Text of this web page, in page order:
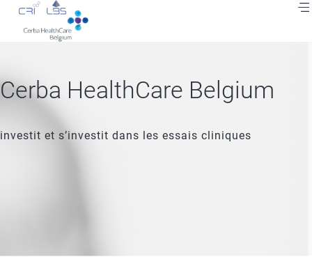
Aller
contenu
Fil
d'Ariane
Cerba HealthCare Belgium
investit et s’investit dans les essais cliniques